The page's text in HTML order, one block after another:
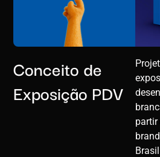
Conceito de
Exposição PDV